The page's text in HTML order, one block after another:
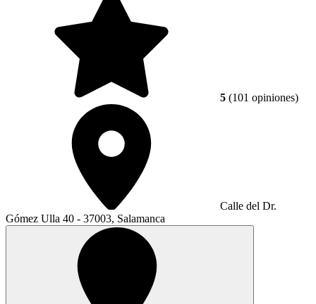
5 (101 opiniones)
Calle del Dr.
Gómez Ulla 40 - 37003, Salamanca